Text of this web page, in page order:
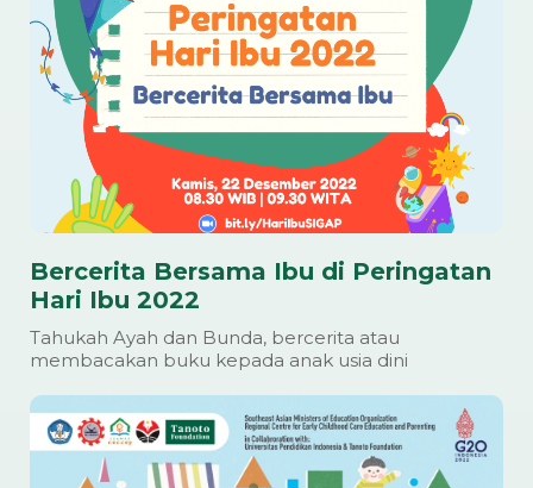
Bercerita Bersama Ibu di Peringatan
Hari Ibu 2022
Tahukah Ayah dan Bunda, bercerita atau
membacakan buku kepada anak usia dini